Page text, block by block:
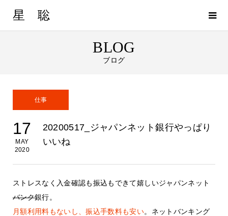
星 聡
BLOG
ブログ
仕事
17
MAY
2020
20200517_ジャパンネット銀行やっぱり
いいね
ストレスなく入金確認も振込もできて嬉しいジャパンネット
バンク銀行。
月額利用料もないし、振込手数料も安い。ネットバンキング